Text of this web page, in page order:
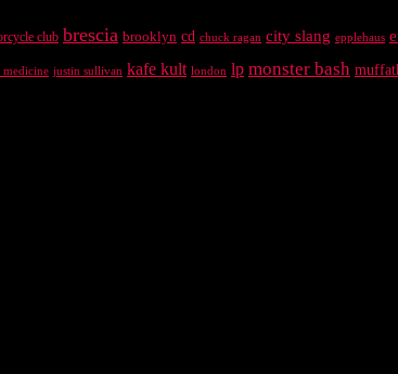
club brescia brooklyn cd chuck ragan city slang epplehaus
medicine justin sullivan kafe kult london lp monster bash